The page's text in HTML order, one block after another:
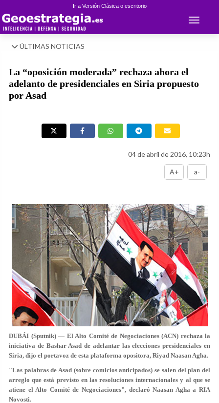
Ir a Versión Clásica o escritorio
Toggle
ÚLTIMAS NOTICIAS
La “oposición moderada” rechaza ahora el
adelanto de presidenciales en Siria propuesto
por Asad
04 de abril de 2016, 10:23h
A+ a-
DUBÁI (Sputnik) — El Alto Comité de Negociaciones (ACN) rechaza la
iniciativa de Bashar Asad de adelantar las elecciones presidenciales en
Siria, dijo el portavoz de esta plataforma opositora, Riyad Naasan Agha.
"Las palabras de Asad (sobre comicios anticipados) se salen del plan del
arreglo que está previsto en las resoluciones internacionales y al que se
atiene el Alto Comité de Negociaciones", declaró Naasan Agha a RIA
Novosti.